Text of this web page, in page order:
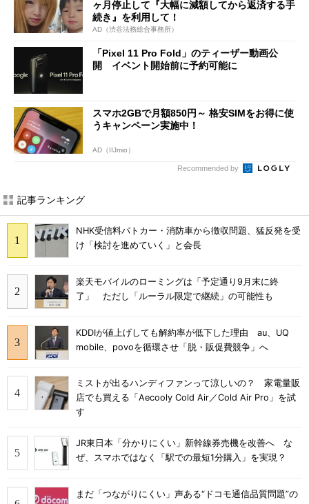
ヶ月停止して『大幅に減額してから返済する手
続き』を利用して！
AD（渋谷法務総合事務所）
「Pixel 11 Pro Fold」のティーザー動画公
開 イベント開始前に予約可能に
スマホ2GBで月額850円～ 格安SIMをお得に使
うキャンペーン実施中！
AD（IIJmio）
Recommended by
記事ランキング
NHK受信料パトカー・消防車から徴収問題、猛反発を受
け「検討を進めていく」と会長
楽天モバイルのローミングは「予定通り9月末に終
了」 ただし「ルーラル限定で継続」の可能性も
KDDIが値上げしても解約率が低下した理由 au、UQ
mobile、povoを循環させ「脱・販促費競争」へ
ミストが出るハンディファンって涼しいの？ 家電量販
店でも買える「Aecooly Cold Air／Cold Air Pro」を試
す
JR東日本「分かりにくい」新幹線券売機を改善へ な
ぜ、スマホではなく「駅での最短1分購入」を実現？
まだ「つながりにくい」声ある“ドコモ通信品質問題”の